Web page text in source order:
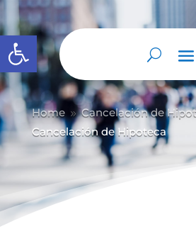
Abrir barra de herramientas
Home 9 Cancelación de
Cancelación de Hipoteca